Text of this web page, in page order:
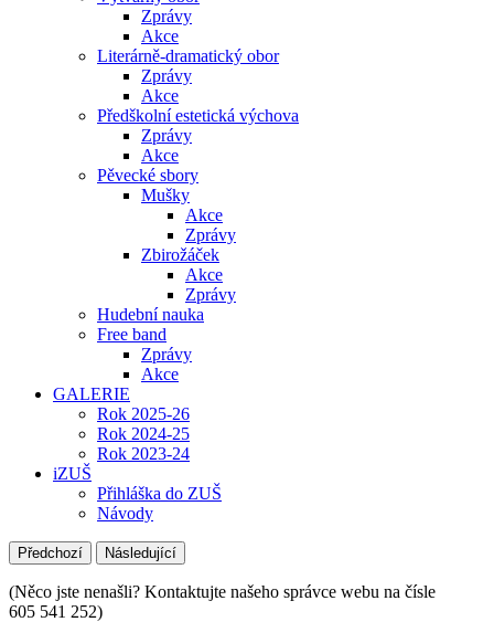
Zprávy
Akce
Literárně-dramatický obor
Zprávy
Akce
Předškolní estetická výchova
Zprávy
Akce
Pěvecké sbory
Mušky
Akce
Zprávy
Zbirožáček
Akce
Zprávy
Hudební nauka
Free band
Zprávy
Akce
GALERIE
Rok 2025-26
Rok 2024-25
Rok 2023-24
iZUŠ
Přihláška do ZUŠ
Návody
Předchozí Následující
(Něco jste nenašli? Kontaktujte našeho správce webu na čísle
605 541 252)